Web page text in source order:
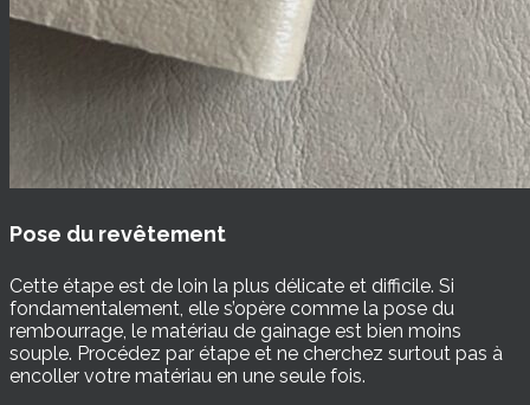
Pose du revêtement
Cette étape est de loin la plus délicate et difficile. Si
fondamentalement, elle s’opère comme la pose du
rembourrage, le matériau de gainage est bien moins
souple. Procédez par étape et ne cherchez surtout pas à
encoller votre matériau en une seule fois.